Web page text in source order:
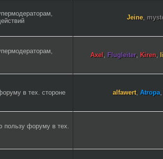
Jeine,
Axel, Flugleiter, Kiren,
в тех. стороне alfawert, Atropa
пользу форуму в тех.